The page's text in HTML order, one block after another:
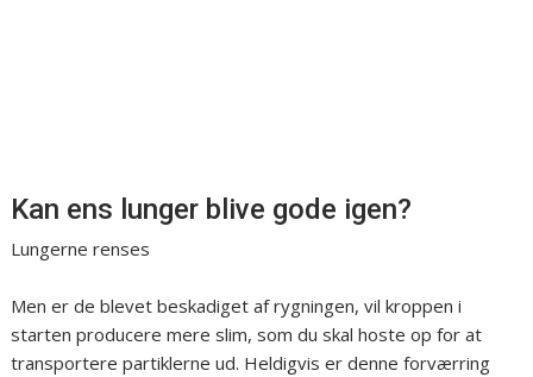
Kan ens lunger blive gode igen?
Lungerne renses
Men er de blevet beskadiget af rygningen, vil kroppen i
starten producere mere slim, som du skal hoste op for at
transportere partiklerne ud. Heldigvis er denne forværring